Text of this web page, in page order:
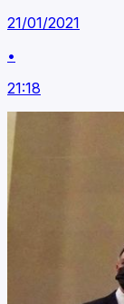
21/01/2021
•
21:18